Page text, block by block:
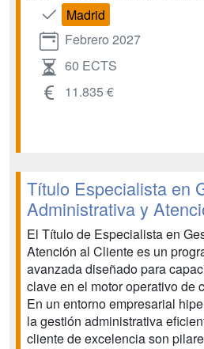
Madrid
Febrero 2027
60 ECTS
11.835 €
Título Especialista en
Administrativa y
El Título de Especialista en
Atención al Cliente es un
avanzada diseñado para
clave en el motor operativo de
En un entorno empresarial
la gestión administrativa
cliente de excelencia son